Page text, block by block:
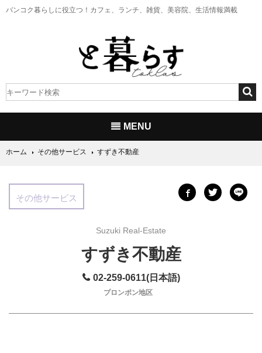
バンコク暮らしに役立つ！ カフェ、ランチ、雑貨、美容院、生活情報満載
MENU
ホーム その他サービス すずき不動産
その他サービス
Suzuki Real-Estate
すずき不動産
02-259-0611(日本語)
プロンポン地区